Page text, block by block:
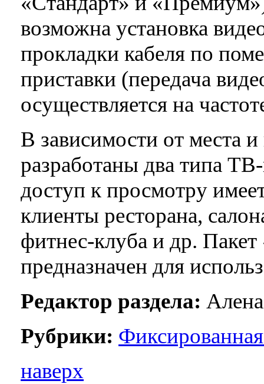
возможна установка
прокладки кабеля по
приставки (передача
осуществляется на
В зависимости от места
разработаны два типа
доступ к просмотру
клиенты ресторана,
фитнес-клуба и др.
предназначен для
Редактор раздела:
Рубрики: Фиксированная
наверх